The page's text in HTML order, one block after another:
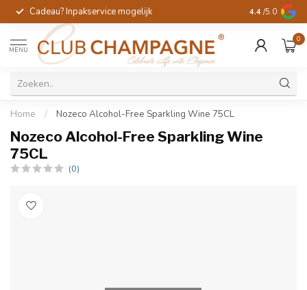
Cadeau? Inpakservice mogelijk Gratis
4.4 /5.0
MENU
0
Home / Nozeco Alcohol-Free Sparkling Wine 75CL
Nozeco Alcohol-Free Sparkling Wine
75CL
(0)